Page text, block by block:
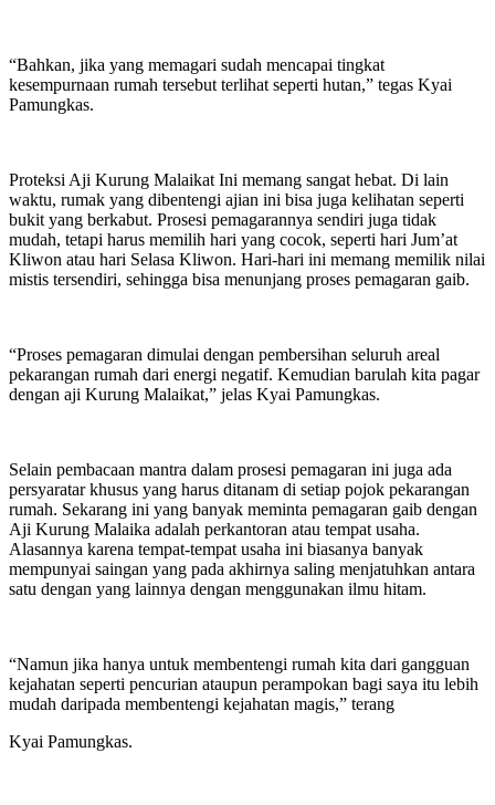
“Bahkan, jika yang memagari sudah mencapai tingkat
kesempurnaan rumah tersebut terlihat seperti hutan,” tegas Kyai
Pamungkas.
Proteksi Aji Kurung Malaikat Ini memang sangat hebat. Di lain
waktu, rumak yang dibentengi ajian ini bisa juga kelihatan seperti
bukit yang berkabut. Prosesi pemagarannya sendiri juga tidak
mudah, tetapi harus memilih hari yang cocok, seperti hari Jum’at
Kliwon atau hari Selasa Kliwon. Hari-hari ini memang memilik nilai
mistis tersendiri, sehingga bisa menunjang proses pemagaran gaib.
“Proses pemagaran dimulai dengan pembersihan seluruh areal
pekarangan rumah dari energi negatif. Kemudian barulah kita pagar
dengan aji Kurung Malaikat,” jelas Kyai Pamungkas.
Selain pembacaan mantra dalam prosesi pemagaran ini juga ada
persyaratar khusus yang harus ditanam di setiap pojok pekarangan
rumah. Sekarang ini yang banyak meminta pemagaran gaib dengan
Aji Kurung Malaika adalah perkantoran atau tempat usaha.
Alasannya karena tempat-tempat usaha ini biasanya banyak
mempunyai saingan yang pada akhirnya saling menjatuhkan antara
satu dengan yang lainnya dengan menggunakan ilmu hitam.
“Namun jika hanya untuk membentengi rumah kita dari gangguan
kejahatan seperti pencurian ataupun perampokan bagi saya itu lebih
mudah daripada membentengi kejahatan magis,” terang
Kyai Pamungkas.